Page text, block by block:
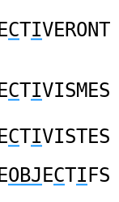
ECTIVERONT
ECTIVISMES
ECTIVISTES
OBJ ECTI FS